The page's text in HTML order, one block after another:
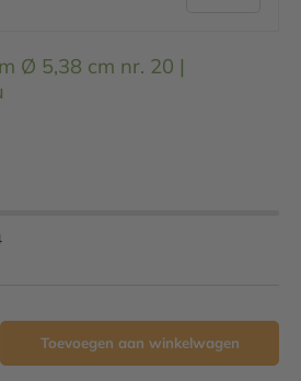
Ø 5,38 cm nr. 20 |
de hoeveelheid
Toevoegen aan winkelwagen